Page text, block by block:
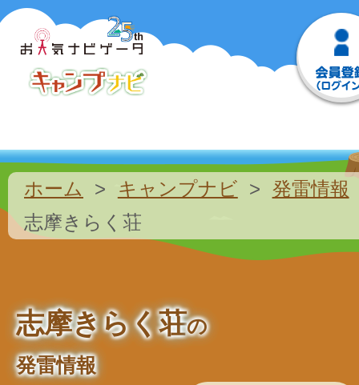
ホーム キャンプナビ
発雷情報
志摩きらく荘
志摩きらく荘の
発雷情報